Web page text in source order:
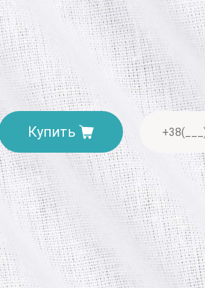
грн
Количество
Купить
Минимальная сумма
Отделение «Нова пошта» — от 40
Курьером «Нова пошта» — от 60
При заказе от 2000 грн —